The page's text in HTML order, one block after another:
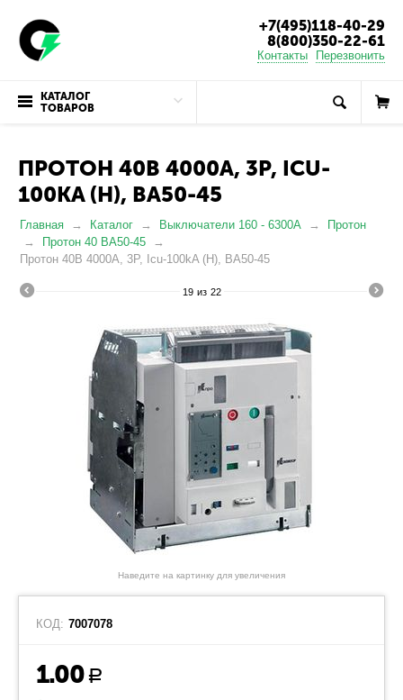
+7(495)118-40-29
8(800)350-22-61
Контакты Перезвонить
КАТАЛОГ
ТОВАРОВ
ПРОТОН 40В 4000А, 3P, ICU-
100KA (Н), ВА50-45
Главная Каталог Выключатели 160 - 6300А
Протон
Протон 40 ВА50-45
Протон 40В 4000А, 3P, Icu-100kA (Н), ВА50-45
19 из 22
Наведите на картинку для увеличения
КОД: 7007078
1.00 Р